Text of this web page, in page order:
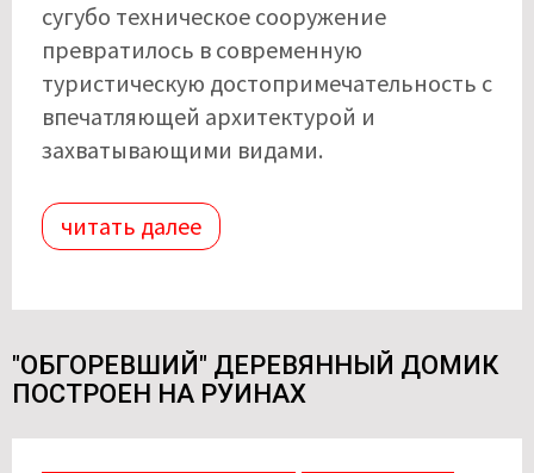
сугубо техническое сооружение
превратилось в современную
туристическую достопримечательность с
впечатляющей архитектурой и
захватывающими видами.
читать далее
"ОБГОРЕВШИЙ" ДЕРЕВЯННЫЙ ДОМИК
ПОСТРОЕН НА РУИНАХ